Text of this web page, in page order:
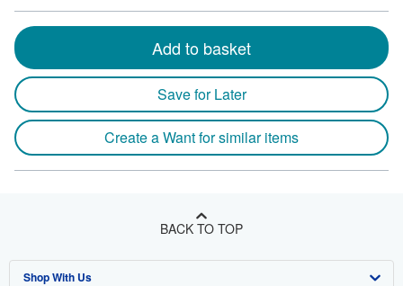
Add to basket
Save for Later
Create a Want for similar items
BACK TO TOP
Shop With Us